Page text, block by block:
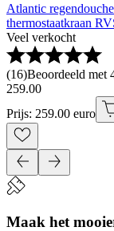
Atlantic
thermostaatkraan
Veel verkocht
(16)Beoordeeld met
259.00
Prijs: 259.00 euro
Maak het